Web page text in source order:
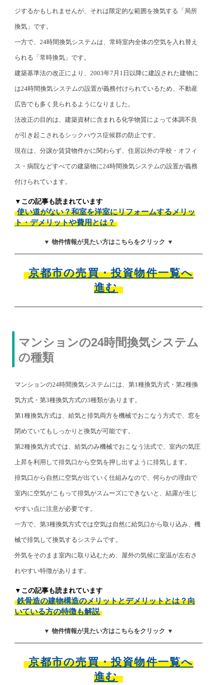
ジするかもしれませんが、それは限定的な範囲を換気する「局所
換気」です。
一方で、24時間換気システムは、常時室内全体の空気を入れ替え
られる「常時換気」です。
建築基準法の改正により、2003年7月1日以降に建設された建物に
は24時間換気システムの設置が義務付けられているため、不動産
広告でも多く見られるようになりました。
法改正の目的は、建築資材に含まれる化学物質によって体調不良
が引き起こされるシックハウス症候群の防止です。
現在は、分譲か賃貸物件かに関わらず、住居以外の学校・オフィ
ス・病院などすべての建築物に24時間換気システムの設置が義務
付けられています。
▼この記事も読まれています
使い道がない？和室を洋室にリフォームするメリッ
ト・デメリットや費用とは？
▼ 物件情報が見たい方はこちらをクリック ▼
京都市の売買・投資物件一覧へ
進む
マンションの24時間換気システム
の種類
マンションの24時間換気システムには、第1種換気方式・第2種換
気方式・第3種換気方式の3種類があります。
第1種換気方式は、給気と排気両方を機械でおこなう方式で、窓を
閉めていてもしっかりと換気が可能です。
第2種換気方式では、給気のみ機械でおこなう法式で、室内の気圧
上昇を利用して排気口から空気を押し出すように排気します。
排気口から自然に空気が出ていく仕組みなので、何らかの理由で
室内に空気がこもって排気がスムーズにできないと、結露が生じ
やすい点に注意が必要です。
一方で、第3種換気方式では空気は自然に給気口から取り込み、機
械で排気して換気するシステムです。
外気をそのまま室内に取り込むため、屋外の気候に室温が左右さ
れやすい特徴があります。
▼この記事も読まれています
鉄骨造の建物構造のメリットとデメリットとは？向
いている方の特徴も解説
▼ 物件情報が見たい方はこちらをクリック ▼
京都市の売買・投資物件一覧へ
進む